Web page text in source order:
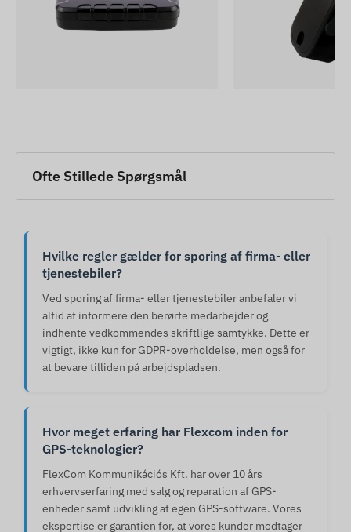
Ofte Stillede Spørgsmål
Hvilke regler gælder for sporing af firma- eller
tjenestebiler?
Ved sporing af firma- eller tjenestebiler anbefaler vi
altid at informere den berørte medarbejder og
indhente vedkommendes skriftlige samtykke. Dette er
vigtigt, ikke kun for GDPR-overholdelse, men også for
at bevare tilliden på arbejdspladsen.
Hvor meget erfaring har Flexcom inden for
GPS-teknologier?
FlexCom Kommunikációs Kft. har over 10 års
erhvervserfaring med salg og reparation af GPS-
enheder samt udvikling af egen GPS-software. Vores
ekspertise er garantien for, at vores kunder modtager